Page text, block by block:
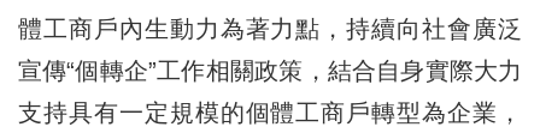
體工商戶內生動力為著力點，持續向社會廣泛
宣傳“個轉企”工作相關政策，結合自身實際大力
支持具有一定規模的個體工商戶轉型為企業，